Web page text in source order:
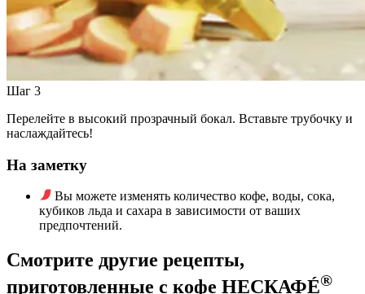
Шаг 3
Перелейте в высокий прозрачный бокал. Вставьте трубочку и
наслаждайтесь!
На заметку
Вы можете изменять количество кофе, воды, сока,
кубиков льда и сахара в зависимости от ваших
предпочтений.
Смотрите другие рецепты,
приготовленные с кофе НЕСКАФÉ®